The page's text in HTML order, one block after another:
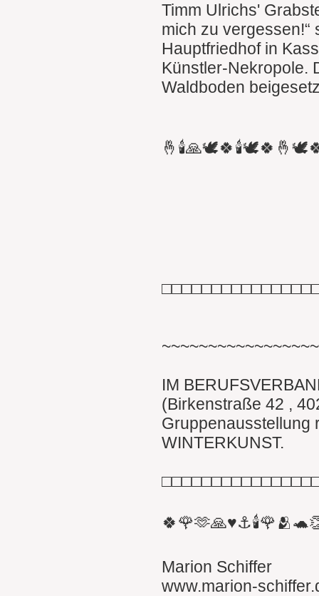
Timm Ulrichs'
mich zu vergessen!“
Hauptfriedhof in
Künstler-Nekropole.
Waldboden
IM
(Birkenstraße 42 ,
Gruppenausstellung
WINTERKUNST.
Marion Schiffer
www.marion-